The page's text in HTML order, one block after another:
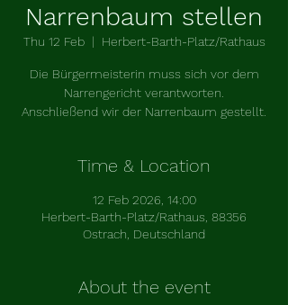
Narrenbaum stellen
Thu 12 Feb
  |
Herbert-Barth-Platz/Rathaus
Die Bürgermeisterin muss sich vor dem
Narrengericht verantworten.
Anschließend wir der Narrenbaum gestellt.
Time & Location
12 Feb 2026, 14:00
Herbert-Barth-Platz/Rathaus, 88356
Ostrach, Deutschland
About the event